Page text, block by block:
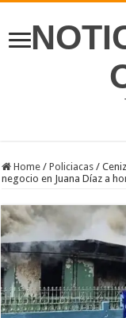
Home / Policiacas /
negocio en Juana Díaz a